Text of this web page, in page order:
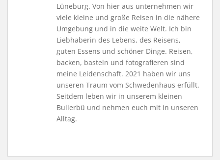
Lüneburg. Von hier aus unternehmen wir
viele kleine und große Reisen in die nähere
Umgebung und in die weite Welt. Ich bin
Liebhaberin des Lebens, des Reisens,
guten Essens und schöner Dinge. Reisen,
backen, basteln und fotografieren sind
meine Leidenschaft. 2021 haben wir uns
unseren Traum vom Schwedenhaus erfüllt.
Seitdem leben wir in unserem kleinen
Bullerbü und nehmen euch mit in unseren
Alltag.